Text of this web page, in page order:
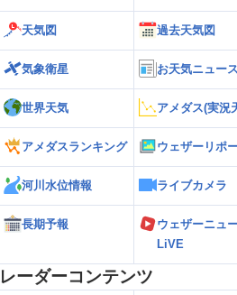
天気図 過去天気図
気象衛星 お天気ニュース
世界天気 アメダス(実況
アメダスランキング ウェザーリポ
河川水位情報 ライブカメラ
長期予報
ウェザーニュ
LiVE
レーダーコンテンツ